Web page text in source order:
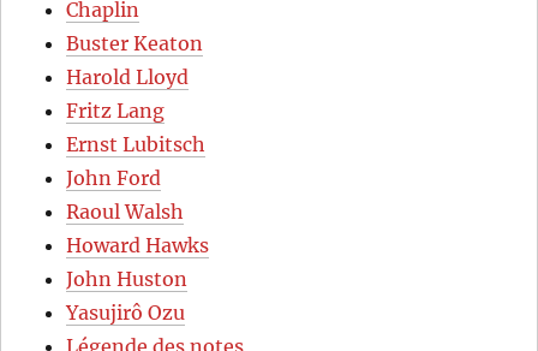
Chaplin
Buster Keaton
Harold Lloyd
Fritz Lang
Ernst Lubitsch
John Ford
Raoul Walsh
Howard Hawks
John Huston
Yasujirô Ozu
Légende des notes